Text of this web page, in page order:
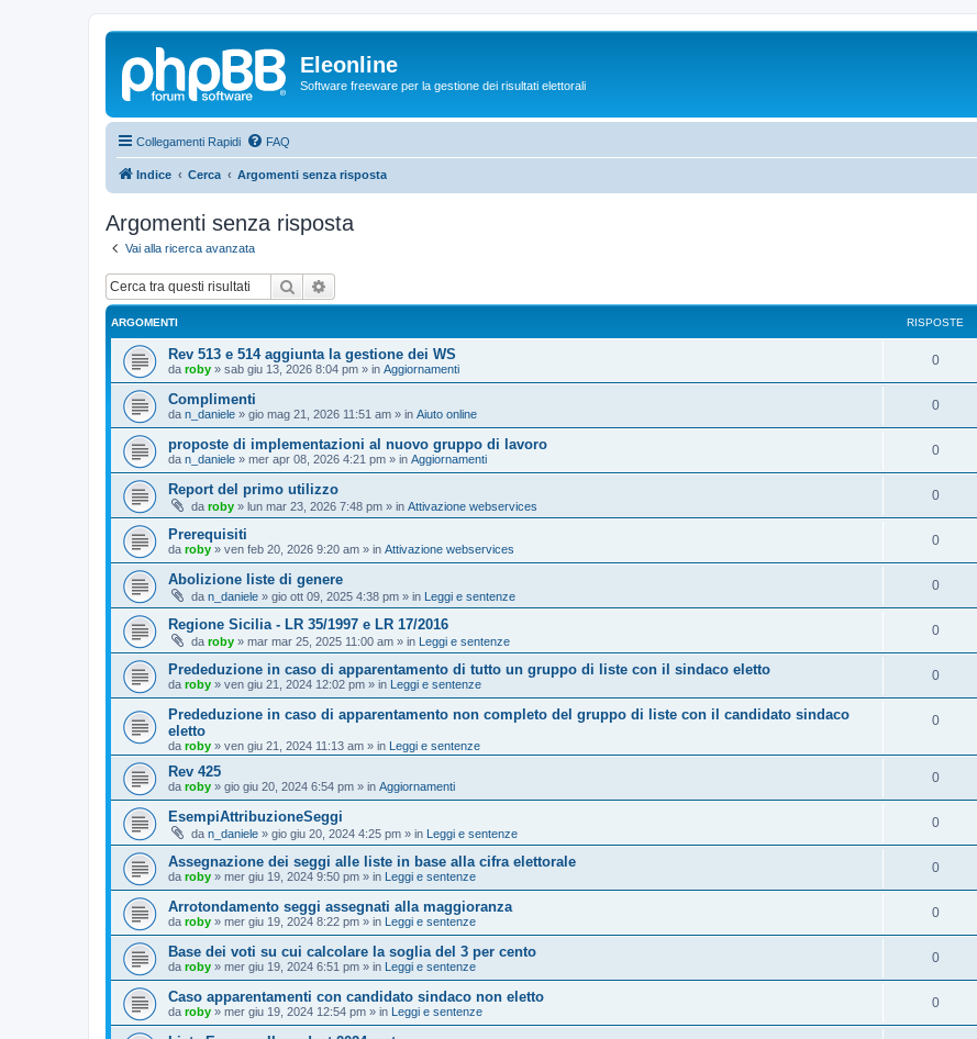
Eleonline
Software freeware per la gestione dei risultati elettorali
Collegamenti Rapidi FAQ
Indice Cerca Argomenti senza risposta
Argomenti senza risposta
Vai alla ricerca avanzata
Cerca
ARGOMENTI RISPOSTE
Rev 513 e 514 aggiunta la gestione dei WS
da roby » sab giu 13, 2026 8:04 pm » in Aggiornamenti
0
Complimenti
da n_daniele » gio mag 21, 2026 11:51 am » in Aiuto online
0
proposte di implementazioni al nuovo gruppo di lavoro
da n_daniele » mer apr 08, 2026 4:21 pm » in Aggiornamenti
0
Report del primo utilizzo
da roby » lun mar 23, 2026 7:48 pm » in Attivazione webservices
0
Prerequisiti
da roby » ven feb 20, 2026 9:20 am » in Attivazione webservices
0
Abolizione liste di genere
da n_daniele » gio ott 09, 2025 4:38 pm » in Leggi e sentenze
0
Regione Sicilia - LR 35/1997 e LR 17/2016
da roby » mar mar 25, 2025 11:00 am » in Leggi e sentenze
0
Prededuzione in caso di apparentamento di tutto un gruppo di liste con il sindaco eletto
da roby » ven giu 21, 2024 12:02 pm » in Leggi e sentenze
0
Prededuzione in caso di apparentamento non completo del gruppo di liste con il candidato sindaco
eletto
da roby » ven giu 21, 2024 11:13 am » in Leggi e sentenze
0
Rev 425
da roby » gio giu 20, 2024 6:54 pm » in Aggiornamenti
0
EsempiAttribuzioneSeggi
da n_daniele » gio giu 20, 2024 4:25 pm » in Leggi e sentenze
0
Assegnazione dei seggi alle liste in base alla cifra elettorale
da roby » mer giu 19, 2024 9:50 pm » in Leggi e sentenze
0
Arrotondamento seggi assegnati alla maggioranza
da roby » mer giu 19, 2024 8:22 pm » in Leggi e sentenze
0
Base dei voti su cui calcolare la soglia del 3 per cento
da roby » mer giu 19, 2024 6:51 pm » in Leggi e sentenze
0
Caso apparentamenti con candidato sindaco non eletto
da roby » mer giu 19, 2024 12:54 pm » in Leggi e sentenze
0